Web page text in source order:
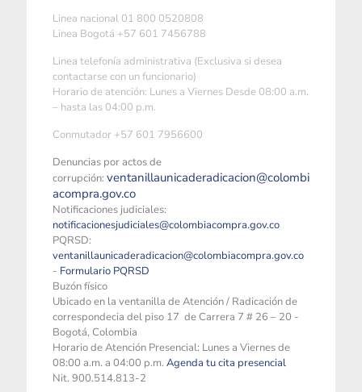
Linea nacional 01 800 0520808
Linea Bogotá +57 601 7456788
Linea telefonía administrativa (Exclusiva si desea
contactarse con un funcionario)
Horario de atención: Lunes a Viernes Desde 08:00 a.m.
– hasta las 04:00 p.m.
Conmutador +57 601 7956600
Denuncias por actos de
corrupción: ventanillaunicaderadicacion@colombi
acompra.gov.co
Notificaciones judiciales:
notificacionesjudiciales@colombiacompra.gov.co
PQRSD:
ventanillaunicaderadicacion@colombiacompra.gov.co
- Formulario PQRSD
Buzón físico
Ubicado en la ventanilla de Atención / Radicación de
correspondecia del piso 17 de Carrera 7 # 26 – 20 -
Bogotá, Colombia
Horario de Atención Presencial: Lunes a Viernes de
08:00 a.m. a 04:00 p.m. Agenda tu cita presencial
Nit. 900.514.813-2